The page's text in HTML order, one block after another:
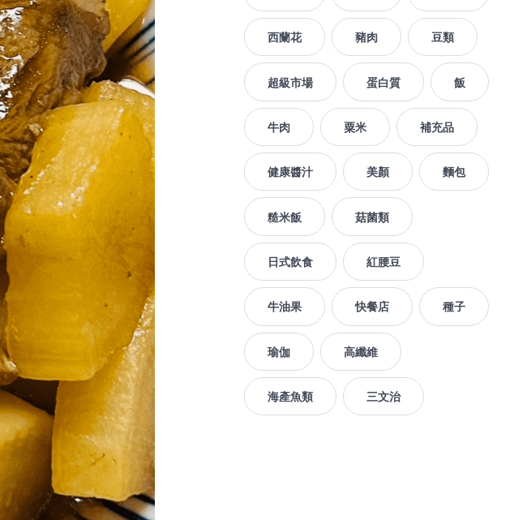
西蘭花 豬肉 豆類
超級市場 蛋白質 飯
牛肉 粟米 補充品
健康醬汁 美顏 麵包
糙米飯 菇菌類
日式飲食 紅腰豆
牛油果 快餐店 種子
瑜伽 高纖維
海產魚類 三文治